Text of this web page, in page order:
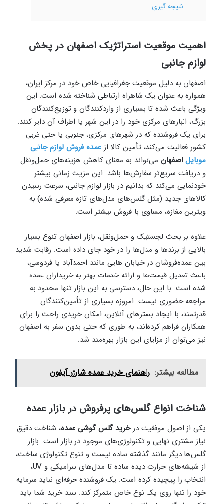
نتیجه‌ گیری
اهمیت موقعیت استراتژیک اصفهان در پخش
لوازم جانبی
اصفهان به دلیل موقعیت جغرافیایی خاص خود در مرکز ایران،
همواره به عنوان یک شاهراه ارتباطی شناخته شده است. این
ویژگی باعث شده تا بسیاری از واردکنندگان و توزیع‌کنندگان
بزرگ، انبارهای مرکزی خود را در این شهر یا اطراف آن دایر کنند.
برای یک فروشنده که در شهرهای مرکزی، جنوبی یا حتی غربی
کشور فعالیت می‌کند، تأمین کالا از عمده فروش لوازم جانبی
موبایل اصفهان می‌تواند به معنای کاهش هزینه‌های حمل‌ونقل
و دریافت سریع‌تر سفارش‌ها باشد. این مزیت زمانی بیشتر
خودنمایی می‌کند که بدانیم در بازار لوازم جانبی، سرعت رسیدن
کالاهای جدید (مثل گلس‌های مدل‌های تازه معرفی شده) به
ویترین مغازه، مساوی با فروش بیشتر است.
علاوه بر بحث لجستیک و حمل‌ونقل، بازار اصفهان تنوع بسیار
بالایی از برندها و مدل‌ها را در خود جای داده است. رقابت شدید
بین عمده‌فروشان در خیابان‌ هایی مانند احمدآباد یا فردوسی،
باعث تعدیل قیمت‌ها و ارائه خدمات بهتر به خریداران عمده
شده است. با این حال، دسترسی به این بازار تنها محدود به
مراجعه حضوری نیست. امروزه بسیاری از تأمین‌کنندگان
قدرتمند، با ایجاد بسترهای آنلاین، امکان خریدی راحت را برای
همکاران فراهم کرده‌اند، به طوری که حتی بدون سفر به اصفهان
نیز می‌توان از مزایای این بازار بهره‌مند شد.
مطالعه بیشتر: راهنمای خرید عمده شارژر آیفون
شناخت انواع گلس‌های پرفروش در بازار عمده
یکی از اصول موفقیت درخرید گلس گوشی عمده، شناخت دقیق
نیاز مشتری نهایی و تکنولوژی‌های موجود در بازار است. بازار
گلس‌ها دیگر مانند گذشته ساده نیست و تنوع تکنولوژی ساخت،
از شیشه‌های حرارت دیده ساده تا مدل‌های سرامیکی و UV،
انتخاب را پیچیده کرده است. یک فروشنده حرفه‌ای نباید سرمایه
خود را تنها روی یک نوع خاص متمرکز کند. سبد خرید شما باید